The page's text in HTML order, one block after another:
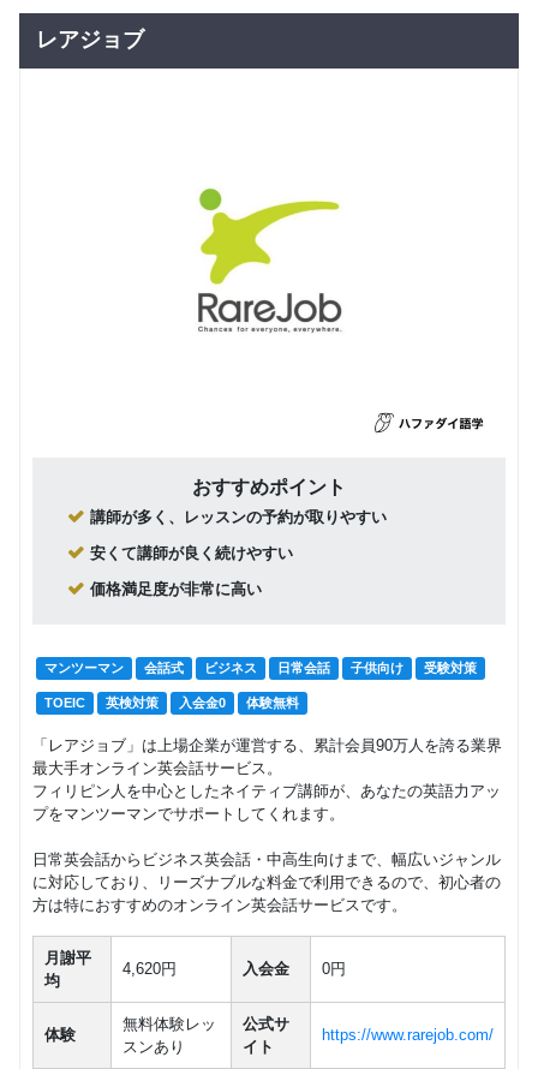
よる個人
レッスン
143,000
回数：20 / 1セッション40分
264,000
円(税込) / 総額
回数：40 / 1セッション40分
マンツーマン
15,950円(税込) / 月
回数：4 / 1セッション50分
ブ講師に
（昼間の
固定制）
グループレッスン
回数：4 / 1セッション50分
師による
個人レッ
スン
26,400 円(税込) / 月
回数：4 / 1セッション50分
歳 少人
数レッス
ン
10,450 円(税込) / 月
回数：4 / 1セッション40分
年少 少
人数レッ
スン
14,850
回数：4 / 1セッション50分
マンツーマン 子供向け
レアジョブ
おすすめポイント
講師が多く、レッスンの予約が取りやすい
安くて講師が良く続けやすい
価格満足度が非常に高い
マンツーマン 会話式 ビジネス 日常会話 子供向け 受験対策
TOEIC 英検対策 入会金0 体験無料
「レアジョブ」は上場企業が運営する、累計会員90万人を誇る業界
最大手オンライン英会話サービス。
フィリピン人を中心としたネイティブ講師が、あなたの英語力アッ
プをマンツーマンでサポートしてくれます。
日常英会話からビジネス英会話・中高生向けまで、幅広いジャンル
に対応しており、リーズナブルな料金で利用できるので、初心者の
方は特におすすめのオンライン英会話サービスです。
月謝平
均
4,620円 入会金 0円
体験
無料体験レッ
スンあり
公式サ
イト
https://www.rarejob.com/